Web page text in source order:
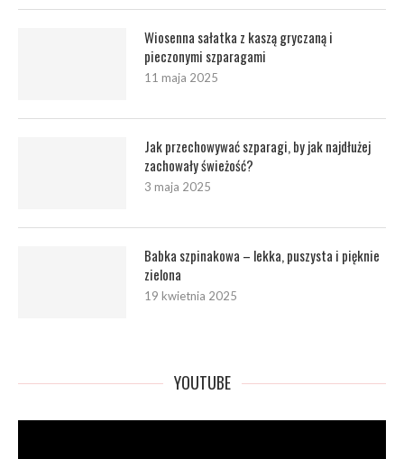
Wiosenna sałatka z kaszą gryczaną i
pieczonymi szparagami
11 maja 2025
Jak przechowywać szparagi, by jak najdłużej
zachowały świeżość?
3 maja 2025
Babka szpinakowa – lekka, puszysta i pięknie
zielona
19 kwietnia 2025
YOUTUBE